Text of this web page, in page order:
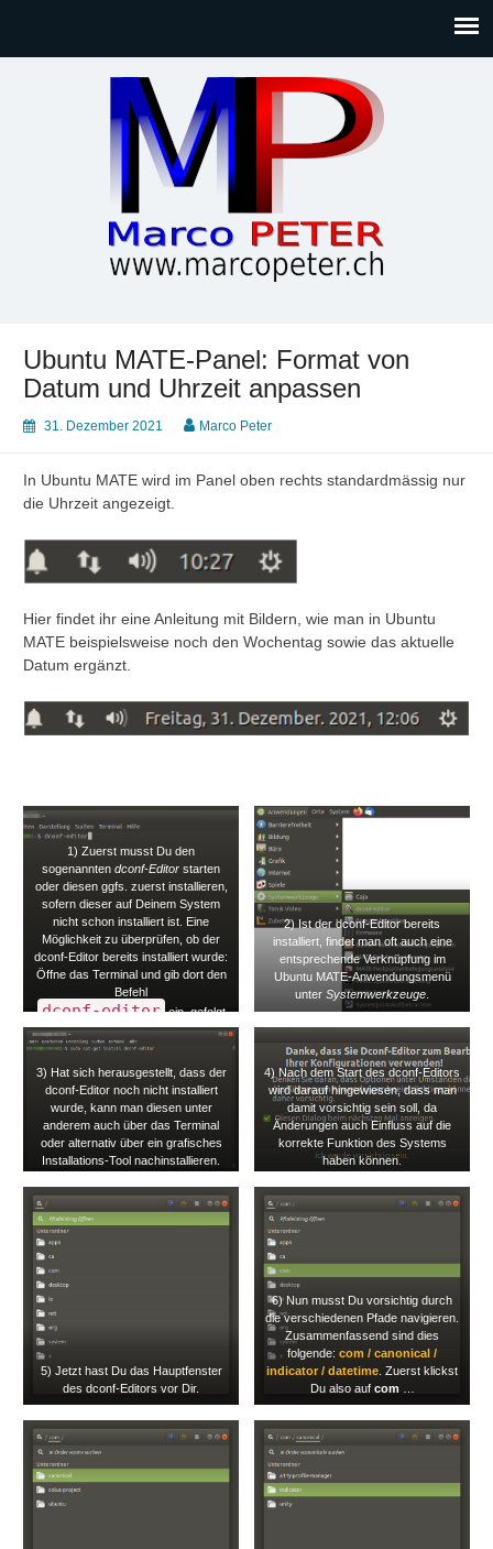
Ubuntu MATE-Panel: Format von
Datum und Uhrzeit anpassen
31. Dezember 2021 Marco Peter
In Ubuntu MATE wird im Panel oben rechts standardmässig nur
die Uhrzeit angezeigt.
Hier findet ihr eine Anleitung mit Bildern, wie man in Ubuntu
MATE beispielsweise noch den Wochentag sowie das aktuelle
Datum ergänzt.
1) Zuerst musst Du den
sogenannten dconf-Editor starten
oder diesen ggfs. zuerst installieren,
sofern dieser auf Deinem System
nicht schon installiert ist. Eine
Möglichkeit zu überprüfen, ob der
dconf-Editor bereits installiert wurde:
Öffne das Terminal und gib dort den
Befehl
dconf-editor ein, gefolgt
von der ENTER-Taste.
2) Ist der dconf-Editor bereits
installiert, findet man oft auch eine
entsprechende Verknüpfung im
Ubuntu MATE-Anwendungsmenü
unter Systemwerkzeuge
3) Hat sich herausgestellt, dass der
dconf-Editor noch nicht installiert
wurde, kann man diesen unter
anderem auch über das Terminal
oder alternativ über ein grafisches
Installations-Tool nachinstallieren.
die Installation via Terminal wie folgt:
sudo apt-get
install dconf-
4) Nach dem Start des dconf-Editors
wird darauf hingewiesen, dass man
damit vorsichtig sein soll, da
Änderungen auch Einfluss auf die
korrekte Funktion des Systems
haben können.
übernehme keinerlei Haftung für
allfällige Schäden, welche auf
Zusammenhang mit dem dconf-
Editor zurückzuführen sind!
Bist Du damit einverstanden, dann
klicke aufIch werde vorsichtig
sein.
5) Jetzt hast Du das Hauptfenster
des dconf-Editors vor Dir.
6) Nun musst Du vorsichtig durch
die verschiedenen Pfade navigieren.
Zusammenfassend sind dies
folgende: com / canonical /
indicator / datetime . Zuerst klickst
Du also auf com